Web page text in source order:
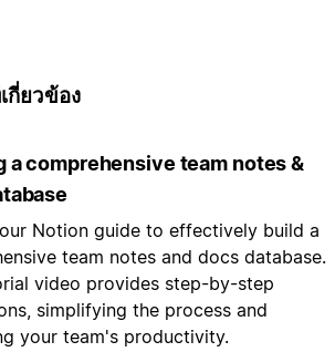
กี่ยวข้อง
a comprehensive team notes &
Notion guide to effectively build a
team notes and docs database.
video provides step-by-step
simplifying the process and
your team's productivity.